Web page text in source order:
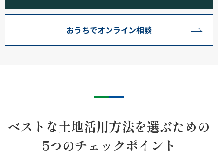
おうちでオンライン相談
ベストな土地活用方法を選ぶための
5つのチェックポイント